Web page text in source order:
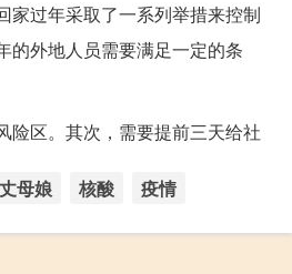
家过年采取了一系列举措来控制
的外地人员需要满足一定的条
险区。其次，需要提前三天给社
丈母娘 核酸 疫情